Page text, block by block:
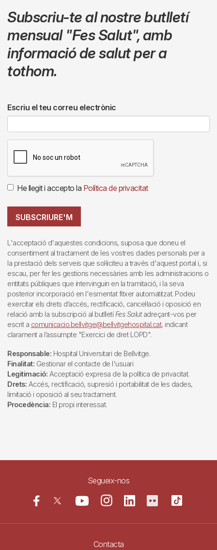
Subscriu-te al nostre butlletí
mensual "Fes Salut",amb
informació de salut per a
tothom.
Escriu el teu correu electrònic
He llegit i accepto la Política de privacitat
SUBSCRIURE'M
L'acceptació d'aquestes condicions, suposa que doneu el
consentiment al tractament de les vostres dades personals per a
la prestació dels serveis que sol·liciteu a través d'aquest portal i, si
escau, per fer les gestions necessàries amb les administracions o
entitats públiques que intervinguin en la tramitació, i la seva
posterior incorporació en l'esmentat fitxer automatitzat. Podeu
exercitar els drets d’accés, rectificació, cancel·lació i oposició en
relació amb la subscripció al butlletí Fes Salutadreçant-vos per
escrit a comunicacio.bellvitge@bellvitgehospital.cat, indicant
clarament a l’assumpte "Exercici de dret LOPD".
Responsable: Hospital Universitari de Bellvitge.
Finalitat: Gestionar el contacte de l'usuari
Legitimació: Acceptació expresa de la política de privacitat.
Drets: Accés, rectificació, supresió i portabilitat de les dades,
limitació i oposició al seu tractament.
Procedència: El propi interessat.
Segueix-nos
Contacta